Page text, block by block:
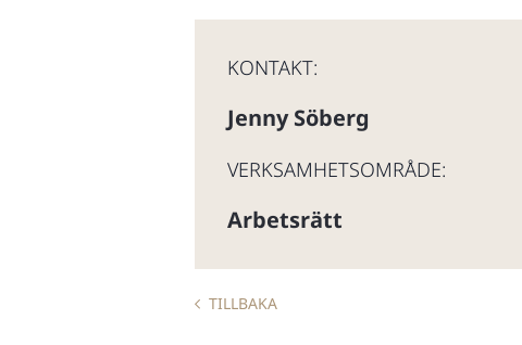
KONTAKT:
Jenny Söberg
VERKSAMHETSOMRÅDE:
Arbetsrätt
TILLBAKA